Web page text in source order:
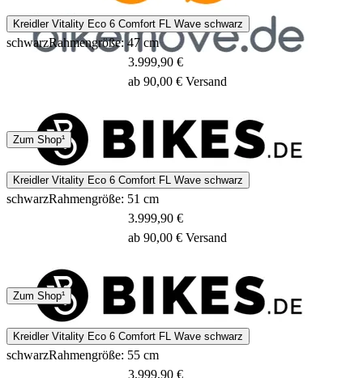
Kreidler Vitality Eco 6 Comfort FL Wave schwarz
schwarzRahmengröße: 47 cm
2 - 3 Tage
3.999,90 €
ab 90,00 € Versand
Zum Shop¹
Kreidler Vitality Eco 6 Comfort FL Wave schwarz
schwarzRahmengröße: 51 cm
2 - 3 Tage
3.999,90 €
ab 90,00 € Versand
Zum Shop¹
Kreidler Vitality Eco 6 Comfort FL Wave schwarz
schwarzRahmengröße: 55 cm
3.999,90 €